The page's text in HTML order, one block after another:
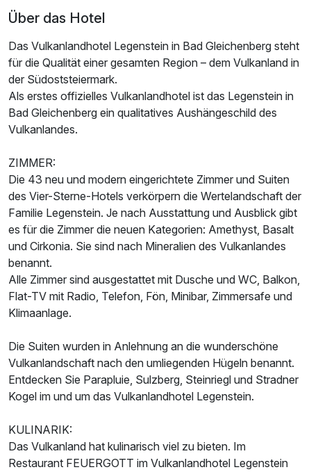
Ausstattung
Zusatznächte
Für 3 Tage p.P. ab444,00 €
Über das Hotel
Das Vulkanlandhotel Legenstein in Bad Gleichenberg steht
für die Qualität einer gesamten Region – dem Vulkanland in
der Südoststeiermark.
Als erstes offizielles Vulkanlandhotel ist das Legenstein in
Bad Gleichenberg ein qualitatives Aushängeschild des
Vulkanlandes.
ZIMMER:
Die 43 neu und modern eingerichtete Zimmer und Suiten
des Vier-Sterne-Hotels verkörpern die Wertelandschaft der
Familie Legenstein. Je nach Ausstattung und Ausblick gibt
es für die Zimmer die neuen Kategorien: Amethyst, Basalt
und Cirkonia. Sie sind nach Mineralien des Vulkanlandes
benannt.
Alle Zimmer sind ausgestattet mit Dusche und WC, Balkon,
Flat-TV mit Radio, Telefon, Fön, Minibar, Zimmersafe und
Klimaanlage.
Die Suiten wurden in Anlehnung an die wunderschöne
Vulkanlandschaft nach den umliegenden Hügeln benannt.
Entdecken Sie Parapluie, Sulzberg, Steinriegl und Stradner
Kogel im und um das Vulkanlandhotel Legenstein.
KULINARIK:
Das Vulkanland hat kulinarisch viel zu bieten. Im
Restaurant FEUERGOTT im Vulkanlandhotel Legenstein